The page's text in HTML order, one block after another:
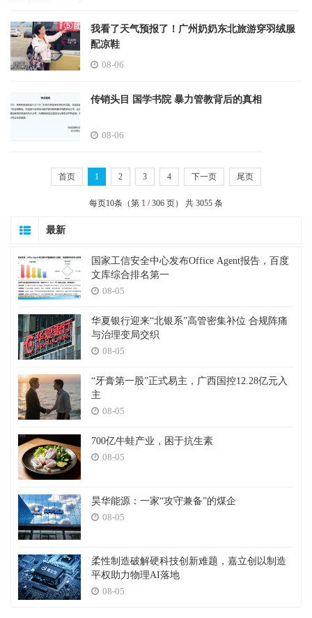
我看了天气预报了！广州奶奶东北旅游穿羽绒服
配凉鞋
08-06
传销头目 国学书院 暴力管教背后的真相
08-06
首页 1 2 3 4 下一页 尾页
每页10条（第 1 / 306 页） 共 3055 条
最新
国家工信安全中心发布Office Agent报告，百度
文库综合排名第一
08-05
华夏银行迎来“北银系”高管密集补位 合规阵痛
与治理变局交织
08-05
“牙膏第一股”正式易主，广西国控12.28亿元入
主
08-05
700亿牛蛙产业，困于抗生素
08-05
昊华能源：一家“攻守兼备”的煤企
08-05
柔性制造破解硬科技创新难题，嘉立创以制造
平权助力物理AI落地
08-05